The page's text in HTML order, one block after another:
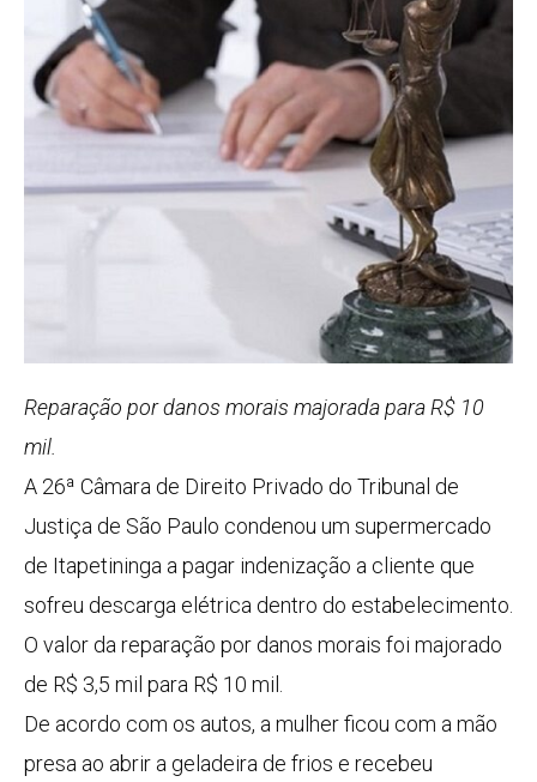
Reparação por danos morais majorada para R$ 10
mil.
A 26ª Câmara de Direito Privado do Tribunal de
Justiça de São Paulo condenou um supermercado
de Itapetininga a pagar indenização a cliente que
sofreu descarga elétrica dentro do estabelecimento.
O valor da reparação por danos morais foi majorado
de R$ 3,5 mil para R$ 10 mil.
De acordo com os autos, a mulher ficou com a mão
presa ao abrir a geladeira de frios e recebeu